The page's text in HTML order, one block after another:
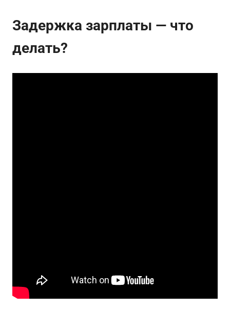
Задержка зарплаты — что
делать?